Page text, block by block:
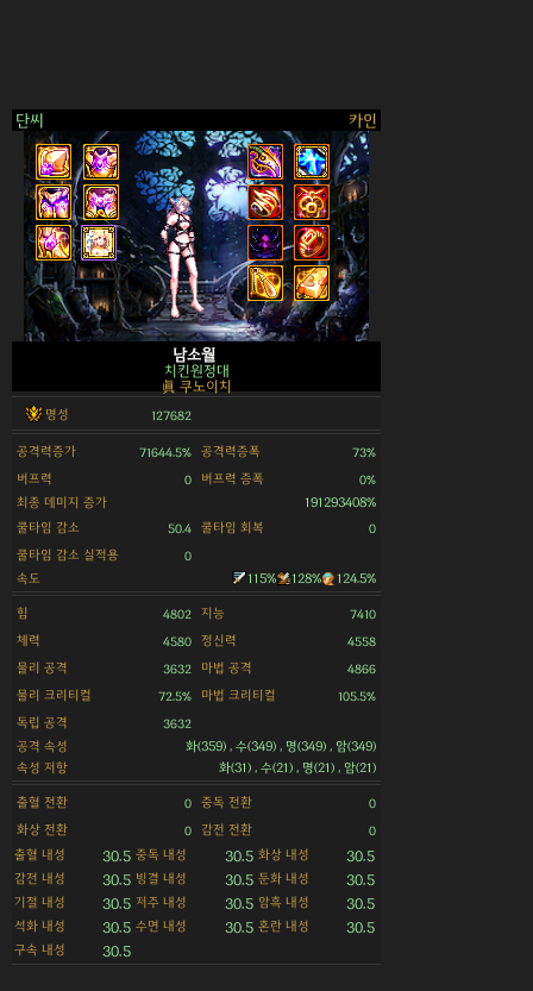
단씨 카인
>
남소월
치킨원정대
眞 쿠노이치
명성 127682
공격력증가 71644.5% 공격력증폭 73%
버프력 0 버프력 증폭 0%
최종 데미지 증가
191293408%
쿨타임 감소
50.4 쿨타임 회복 0
쿨타임 감소 실적용 0
속도 115% 128% 124.5%
힘 4802 지능 7410
체력 4580 정신력 4558
물리 공격 3632 마법 공격 4866
물리 크리티컬 72.5% 마법 크리티컬 105.5%
독립 공격 3632
공격 속성
화(359) , 수(349) , 명(349) , 암(349)
속성 저항
화(31) , 수(21) , 명(21) , 암(21)
출혈 전환 0 중독 전환 0
화상 전환 0 감전 전환 0
출혈 내성 30.5 중독 내성 30.5 화상 내성 30.5
감전 내성 30.5 빙결 내성 30.5 둔화 내성 30.5
기절 내성 30.5 저주 내성 30.5 암흑 내성 30.5
석화 내성 30.5 수면 내성 30.5 혼란 내성 30.5
구속 내성 30.5